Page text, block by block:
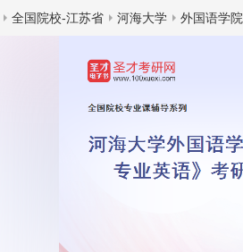
全国院校-江苏省 河海大学 外国语学院